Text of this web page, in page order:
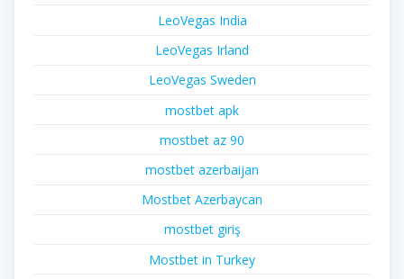
LeoVegas India
LeoVegas Irland
LeoVegas Sweden
mostbet apk
mostbet az 90
mostbet azerbaijan
Mostbet Azerbaycan
mostbet giriş
Mostbet in Turkey